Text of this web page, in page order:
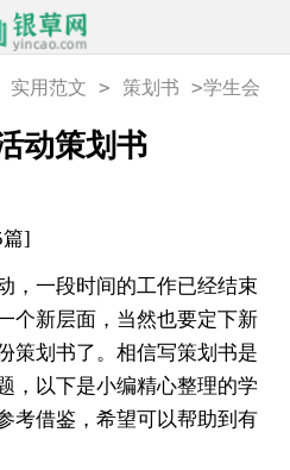
实用范文 > 策划书 >学生会
动策划书
]
一段时间的工作已经结束
个新层面，当然也要定下新
策划书了。相信写策划书是
，以下是小编精心整理的学
考借鉴，希望可以帮助到有